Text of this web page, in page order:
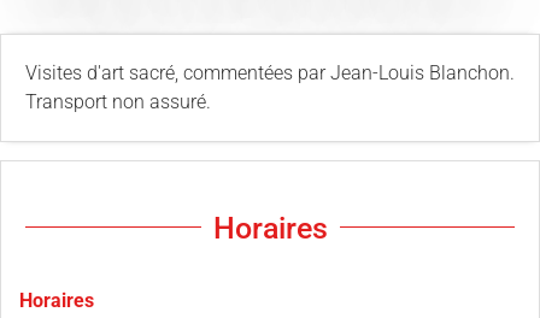
Visites d'art sacré, commentées par Jean-Louis Blanchon.
Transport non assuré.
Horaires
Horaires